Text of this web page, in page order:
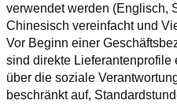
verwendet werden (Englisch,
Chinesisch vereinfacht und
Vor Beginn einer
sind direkte Lieferantenprofile
über die soziale
beschränkt auf,